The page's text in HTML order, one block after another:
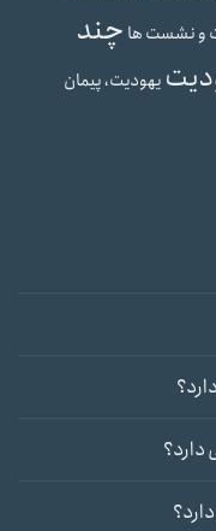
و نشست ها چند
یهودیت، پیمان
دارد؟